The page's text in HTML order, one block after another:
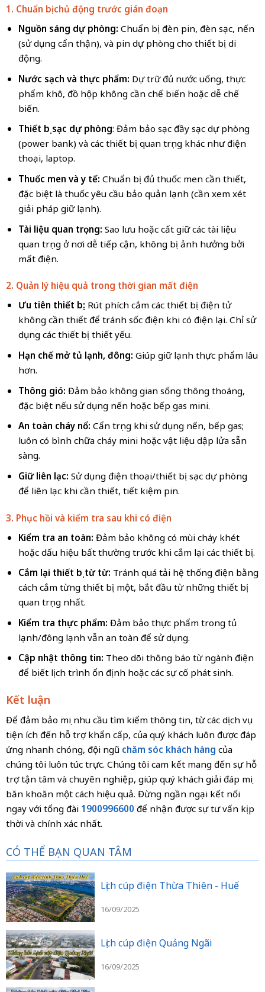
1. Chuẩn bị chủ động trước gián đoạn
Nguồn sáng dự phòng: Chuẩn bị đèn pin, đèn sạc, nến
(sử dụng cẩn thận), và pin dự phòng cho thiết bị di
động.
Nước sạch và thực phẩm: Dự trữ đủ nước uống, thực
phẩm khô, đồ hộp không cần chế biến hoặc dễ chế
biến.
Thiết bị sạc dự phòng: Đảm bảo sạc đầy sạc dự phòng
(power bank) và các thiết bị quan trọng khác như điện
thoại, laptop.
Thuốc men và y tế: Chuẩn bị đủ thuốc men cần thiết,
đặc biệt là thuốc yêu cầu bảo quản lạnh (cần xem xét
giải pháp giữ lạnh).
Tài liệu quan trọng: Sao lưu hoặc cất giữ các tài liệu
quan trọng ở nơi dễ tiếp cận, không bị ảnh hưởng bởi
mất điện.
2. Quản lý hiệu quả trong thời gian mất điện
Ưu tiên thiết bị: Rút phích cắm các thiết bị điện tử
không cần thiết để tránh sốc điện khi có điện lại. Chỉ sử
dụng các thiết bị thiết yếu.
Hạn chế mở tủ lạnh, đông: Giúp giữ lạnh thực phẩm lâu
hơn.
Thông gió: Đảm bảo không gian sống thông thoáng,
đặc biệt nếu sử dụng nến hoặc bếp gas mini.
An toàn cháy nổ: Cẩn trọng khi sử dụng nến, bếp gas;
luôn có bình chữa cháy mini hoặc vật liệu dập lửa sẵn
sàng.
Giữ liên lạc: Sử dụng điện thoại/thiết bị sạc dự phòng
để liên lạc khi cần thiết, tiết kiệm pin.
3. Phục hồi và kiểm tra sau khi có điện
Kiểm tra an toàn: Đảm bảo không có mùi cháy khét
hoặc dấu hiệu bất thường trước khi cắm lại các thiết bị.
Cắm lại thiết bị từ từ: Tránh quá tải hệ thống điện bằng
cách cắm từng thiết bị một, bắt đầu từ những thiết bị
quan trọng nhất.
Kiểm tra thực phẩm: Đảm bảo thực phẩm trong tủ
lạnh/đông lạnh vẫn an toàn để sử dụng.
Cập nhật thông tin: Theo dõi thông báo từ ngành điện
để biết lịch trình ổn định hoặc các sự cố phát sinh.
Kết luận
Để đảm bảo mọi nhu cầu tìm kiếm thông tin, từ các dịch vụ
tiện ích đến hỗ trợ khẩn cấp, của quý khách luôn được đáp
ứng nhanh chóng, đội ngũ chăm sóc khách hàng của
chúng tôi luôn túc trực. Chúng tôi cam kết mang đến sự hỗ
trợ tận tâm và chuyên nghiệp, giúp quý khách giải đáp mọi
băn khoăn một cách hiệu quả. Đừng ngần ngại kết nối
ngay với tổng đài 1900996600 để nhận được sự tư vấn kịp
thời và chính xác nhất.
CÓ THỂ BẠN QUAN TÂM
Lịch cúp điện Thừa Thiên - Huế
16/09/2025
Lịch cúp điện Quảng Ngãi
16/09/2025